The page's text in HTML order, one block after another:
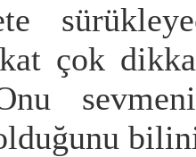
çok